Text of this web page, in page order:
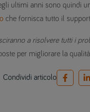
ultimi anni sono quindi
che fornisca tutto il
a risolvere tutti i
per migliorare la
Condividi articolo